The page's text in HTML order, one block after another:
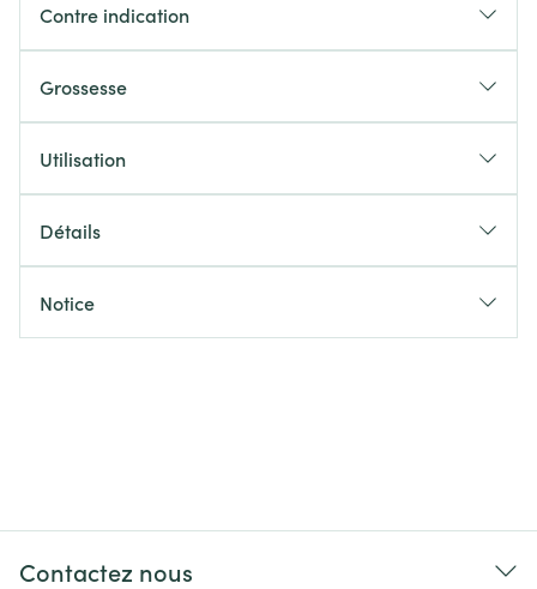
Contre indication
Grossesse
Utilisation
Détails
Notice
Contactez nous